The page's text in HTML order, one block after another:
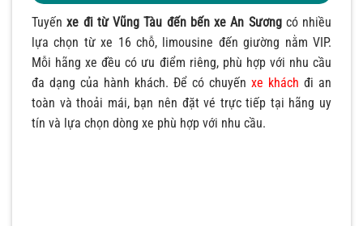
Tuyếnxe đi từ Vũng Tàu đến bến xe An Sươngcó nhiều
lựa chọn từ xe 16 chỗ, limousine đến giường nằm VIP.
Mỗi hãng xe đều có ưu điểm riêng, phù hợp với nhu cầu
đa dạng của hành khách. Để có chuyến xe khách đi an
toàn và thoải mái, bạn nên đặt vé trực tiếp tại hãng uy
tín và lựa chọn dòng xe phù hợp với nhu cầu.